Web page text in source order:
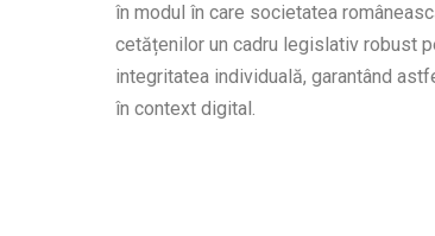
în modul în care societatea
cetățenilor un cadru legislativ robust
integritatea individuală, garantând
în context digital.